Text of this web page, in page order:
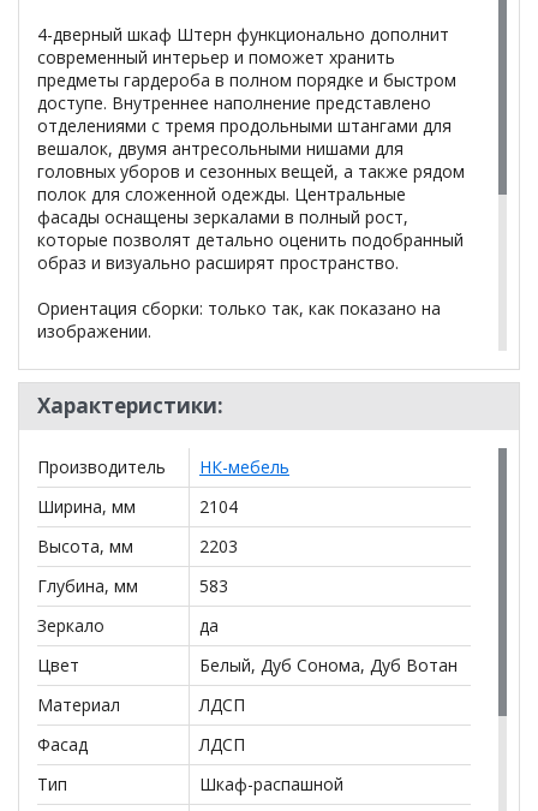
4-дверный шкаф Штерн функционально дополнит
современный интерьер и поможет хранить
предметы гардероба в полном порядке и быстром
доступе. Внутреннее наполнение представлено
отделениями с тремя продольными штангами для
вешалок, двумя антресольными нишами для
головных уборов и сезонных вещей, а также рядом
полок для сложенной одежды. Центральные
фасады оснащены зеркалами в полный рост,
которые позволят детально оценить подобранный
образ и визуально расширят пространство.
Ориентация сборки: только так, как показано на
изображении.
*Дополнительную информацию о том, как купить
Штерн Шкаф 4-хдверный с зеркалом
нашего менеджера по телефону
**Цены на официальном сайте100диванов.com
действительны только для интернет-магазина
могут отличаться от цен в розничных магазинах-
салонах сети!
Характеристики:
Производитель
НК-мебель
Ширина, мм
2104
Высота, мм
2203
Глубина, мм
583
Зеркало
да
Цвет
Белый, Дуб Сонома, Дуб Вотан
Материал
ЛДСП
Фасад
ЛДСП
Тип
Шкаф-распашной